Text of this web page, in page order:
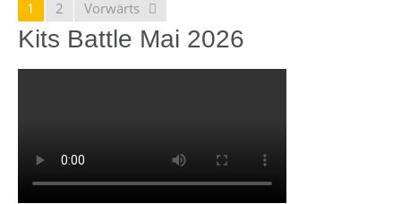
1 2 Vorwärts
Kits Battle Mai 2026